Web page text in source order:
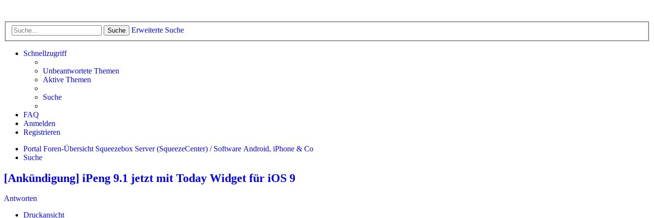
Suche Erweiterte Suche
Schnellzugriff
Unbeantwortete Themen
Aktive Themen
Suche
FAQ
Anmelden
Registrieren
Portal Foren-Übersicht Squeezebox Server (SqueezeCenter) / Software Android, iPhone & Co
Suche
[Ankündigung] iPeng 9.1 jetzt mit Today Widget für iOS 9
Antworten
Druckansicht